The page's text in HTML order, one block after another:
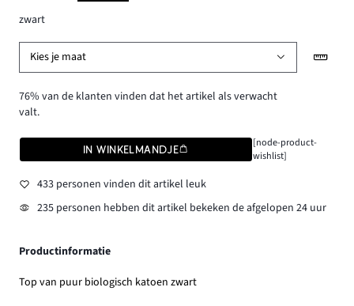
zwart
Kies je maat
76% van de klanten vinden dat het artikel als verwacht
valt.
IN WINKELMANDJE
[node-product-
wishlist]
433 personen vinden dit artikel leuk
235 personen hebben dit artikel bekeken de afgelopen 24 uur
Productinformatie
Top van puur biologisch katoen zwart